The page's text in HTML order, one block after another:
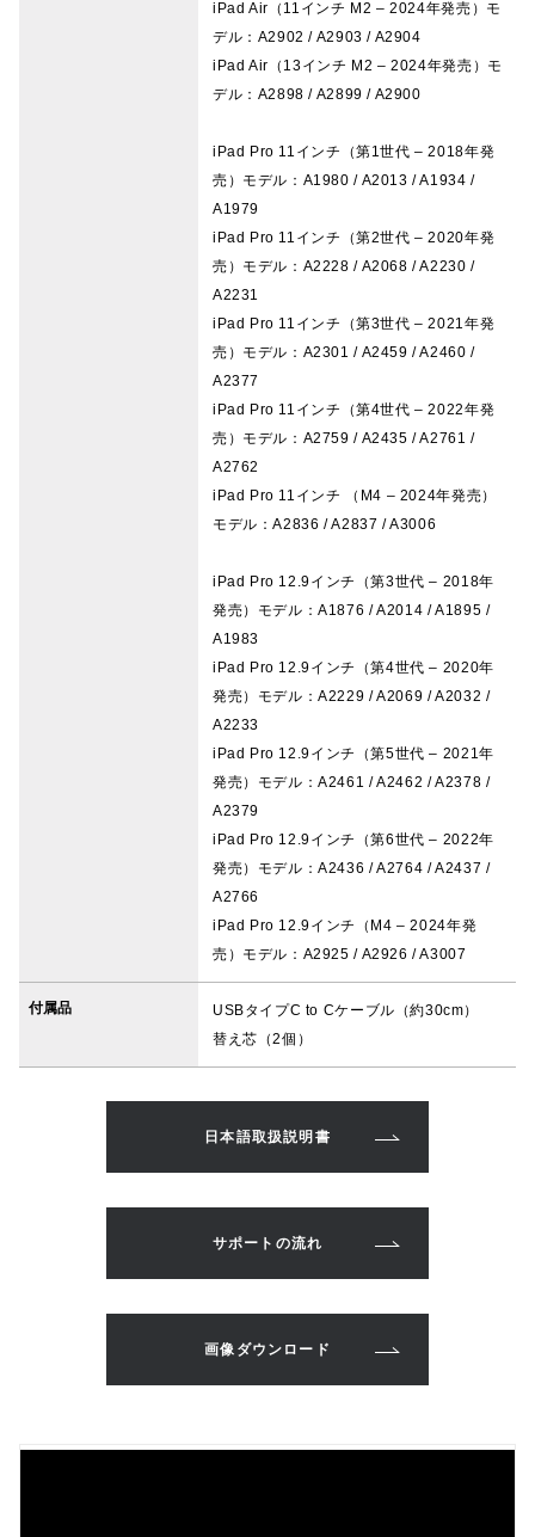
iPad Air（11インチ M2 – 2024年発売）モ
デル：A2902 / A2903 / A2904
iPad Air（13インチ M2 – 2024年発売）モ
デル：A2898 / A2899 / A2900
iPad Pro 11インチ（第1世代 – 2018年発
売）モデル：A1980 / A2013 / A1934 /
A1979
iPad Pro 11インチ（第2世代 – 2020年発
売）モデル：A2228 / A2068 / A2230 /
A2231
iPad Pro 11インチ（第3世代 – 2021年発
売）モデル：A2301 / A2459 / A2460 /
A2377
iPad Pro 11インチ（第4世代 – 2022年発
売）モデル：A2759 / A2435 / A2761 /
A2762
iPad Pro 11インチ （M4 – 2024年発売）
モデル：A2836 / A2837 / A3006
iPad Pro 12.9インチ（第3世代 – 2018年
発売）モデル：A1876 / A2014 / A1895 /
A1983
iPad Pro 12.9インチ（第4世代 – 2020年
発売）モデル：A2229 / A2069 / A2032 /
A2233
iPad Pro 12.9インチ（第5世代 – 2021年
発売）モデル：A2461 / A2462 / A2378 /
A2379
iPad Pro 12.9インチ（第6世代 – 2022年
発売）モデル：A2436 / A2764 / A2437 /
A2766
iPad Pro 12.9インチ（M4 – 2024年発
売）モデル：A2925 / A2926 / A3007
付属品
USBタイプC to Cケーブル（約30cm）
替え芯（2個）
日本語取扱説明書
サポートの流れ
画像ダウンロード